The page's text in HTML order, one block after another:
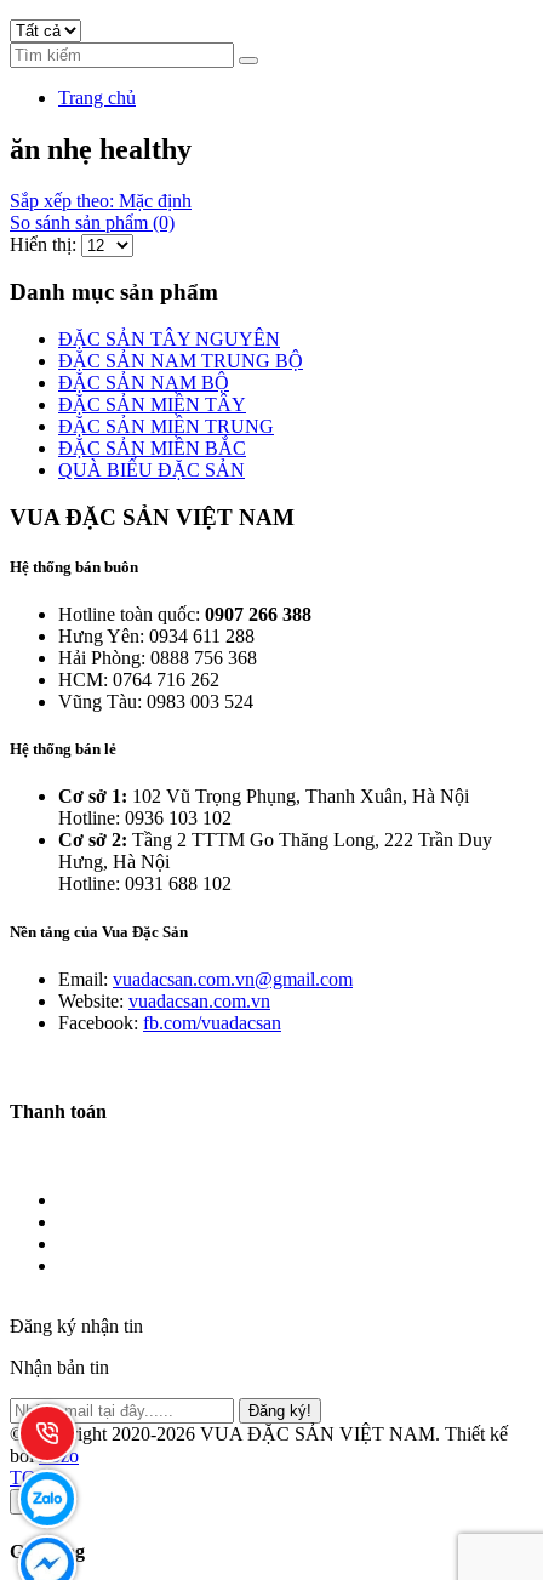
Trang chủ
ăn nhẹ healthy
Sắp xếp theo: Mặc định
So sánh sản phẩm (0)
Hiển thị:
Danh mục sản phẩm
ĐẶC SẢN TÂY NGUYÊN
ĐẶC SẢN NAM TRUNG BỘ
ĐẶC SẢN NAM BỘ
ĐẶC SẢN MIỀN TÂY
ĐẶC SẢN MIỀN TRUNG
ĐẶC SẢN MIỀN BẮC
QUÀ BIẾU ĐẶC SẢN
VUA ĐẶC SẢN VIỆT NAM
Hệ thống bán buôn
Hotline toàn quốc: 0907 266 388
Hưng Yên: 0934 611 288
Hải Phòng: 0888 756 368
HCM: 0764 716 262
Vũng Tàu: 0983 003 524
Hệ thống bán lẻ
Cơ sở 1: 102 Vũ Trọng Phụng, Thanh Xuân, Hà Nội
Hotline: 0936 103 102
Cơ sở 2: Tầng 2 TTTM Go Thăng Long, 222 Trần Duy
Hưng, Hà Nội
Hotline: 0931 688 102
Nền tảng của Vua Đặc Sản
Email: vuadacsan.com.vn@gmail.com
Website: vuadacsan.com.vn
Facebook: fb.com/vuadacsan
Thanh toán
Đăng ký nhận tin
Nhận bản tin
Đăng ký!
© Copyright 2020-2026 VUA ĐẶC SẢN VIỆT NAM. Thiết kế
bởiZozo
TOP
×
Giỏ hàng